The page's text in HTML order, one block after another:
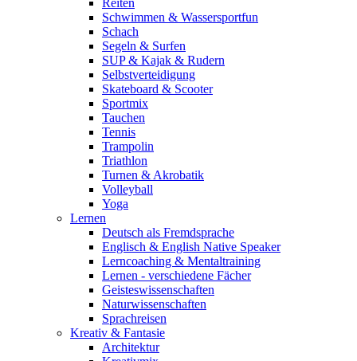
Schwimmen & Wassersportfun
Schach
Segeln & Surfen
SUP & Kajak & Rudern
Selbstverteidigung
Skateboard & Scooter
Sportmix
Tauchen
Tennis
Trampolin
Triathlon
Turnen & Akrobatik
Volleyball
Yoga
Lernen
Deutsch als Fremdsprache
Englisch & English Native Speaker
Lerncoaching & Mentaltraining
Lernen - verschiedene Fächer
Geisteswissenschaften
Naturwissenschaften
Sprachreisen
Kreativ & Fantasie
Architektur